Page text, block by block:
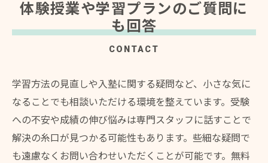
体験授業や学習プランのご質問に
も回答
CONTACT
学習方法の見直しや入塾に関する疑問など、小さな気に
なることでも相談いただける環境を整えています。受験
への不安や成績の伸び悩みは専門スタッフに話すことで
解決の糸口が見つかる可能性もあります。些細な疑問で
も遠慮なくお問い合わせいただくことが可能です。無料